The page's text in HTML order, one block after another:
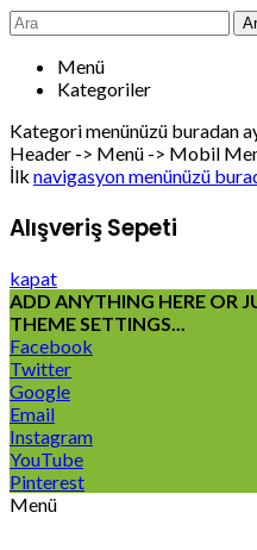
Menü
Kategoriler
Kategori menünüzü buradan
Header -> Menü -> Mobil
İlk navigasyon menünüzü
Alışveriş Sepeti
kapat
ADD ANYTHING HERE OR
THEME SETTINGS...
Facebook
Twitter
Google
Email
Instagram
YouTube
Pinterest
Menü